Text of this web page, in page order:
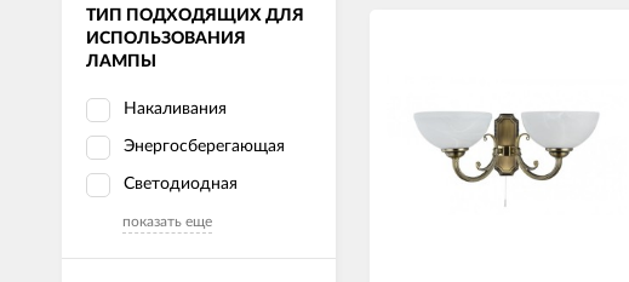
ТИП ПОДХОДЯЩИХ ДЛЯ
ИСПОЛЬЗОВАНИЯ
ЛАМПЫ
Накаливания
Энергосберегающая
Светодиодная
показать еще